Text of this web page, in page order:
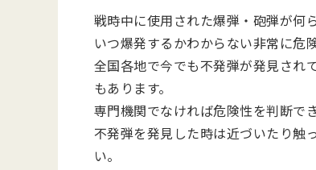
戦時中に使用された爆弾・砲弾が何
いつ爆発するかわからない非常に危
全国各地で今でも不発弾が発見され
もあります。
専門機関でなければ危険性を判断で
不発弾を発見した時は近づいたり触
い。